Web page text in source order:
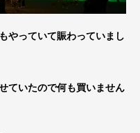
やっていて賑わっていまし
ていたので何も買いません